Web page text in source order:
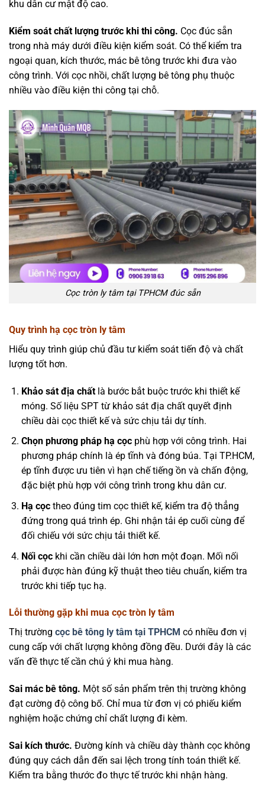
khu dân cư mật độ cao.
Kiểm soát chất lượng trước khi thi công. Cọc đúc sẵn
trong nhà máy dưới điều kiện kiểm soát. Có thể kiểm tra
ngoại quan, kích thước, mác bê tông trước khi đưa vào
công trình. Với cọc nhồi, chất lượng bê tông phụ thuộc
nhiều vào điều kiện thi công tại chỗ.
Cọc tròn ly tâm tại TPHCM đúc sẵn
Quy trình hạ cọc tròn ly tâm
Hiểu quy trình giúp chủ đầu tư kiểm soát tiến độ và chất
lượng tốt hơn.
Khảo sát địa chấtlà bước bắt buộc trước khi thiết kế
móng. Số liệu SPT từ khảo sát địa chất quyết định
chiều dài cọc thiết kế và sức chịu tải dự tính.
Chọn phương pháp hạ cọcphù hợp với công trình. Hai
phương pháp chính là ép tĩnh và đóng búa. Tại TP.HCM,
ép tĩnh được ưu tiên vì hạn chế tiếng ồn và chấn động,
đặc biệt phù hợp với công trình trong khu dân cư.
Hạ cọctheo đúng tim cọc thiết kế, kiểm tra độ thẳng
đứng trong quá trình ép. Ghi nhận tải ép cuối cùng để
đối chiếu với sức chịu tải thiết kế.
Nối cọckhi cần chiều dài lớn hơn một đoạn. Mối nối
phải được hàn đúng kỹ thuật theo tiêu chuẩn, kiểm tra
trước khi tiếp tục hạ.
Lỗi thường gặp khi mua cọc tròn ly tâm
Thị trường cọc bê tông ly tâm tại TPHCM có nhiều đơn vị
cung cấp với chất lượng không đồng đều. Dưới đây là các
vấn đề thực tế cần chú ý khi mua hàng.
Sai mác bê tông. Một số sản phẩm trên thị trường không
đạt cường độ công bố. Chỉ mua từ đơn vị có phiếu kiểm
nghiệm hoặc chứng chỉ chất lượng đi kèm.
Sai kích thước. Đường kính và chiều dày thành cọc không
đúng quy cách dẫn đến sai lệch trong tính toán thiết kế.
Kiểm tra bằng thước đo thực tế trước khi nhận hàng.